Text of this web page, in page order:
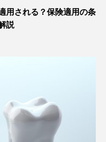
用される？保険適用の条
説